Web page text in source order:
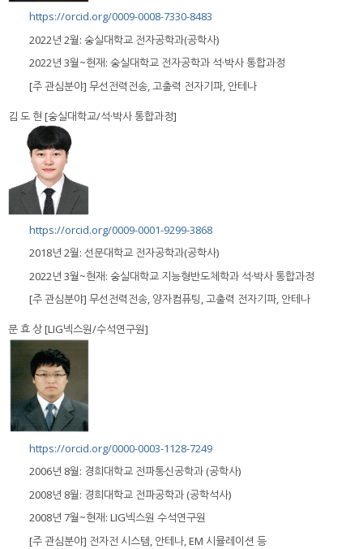
https://orcid.org/0009-0008-7330-8483
2022년 2월: 숭실대학교 전자공학과(공학사)
2022년 3월~현재: 숭실대학교 전자공학과 석·박사 통합과정
[주 관심분야] 무선전력전송, 고출력 전자기파, 안테나
김 도 현 [숭실대학교/석·박사 통합과정]
https://orcid.org/0009-0001-9299-3868
2018년 2월: 선문대학교 전자공학과(공학사)
2022년 3월~현재: 숭실대학교 지능형반도체학과 석·박사 통합과정
[주 관심분야] 무선전력전송, 양자컴퓨팅, 고출력 전자기파, 안테나
문 효 상 [LIG넥스원/수석연구원]
https://orcid.org/0000-0003-1128-7249
2006년 8월: 경희대학교 전파통신공학과 (공학사)
2008년 8월: 경희대학교 전파공학과 (공학석사)
2008년 7월~현재: LIG넥스원 수석연구원
[주 관심분야] 전자전 시스템, 안테나, EM 시뮬레이션 등